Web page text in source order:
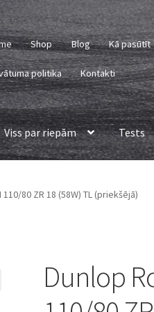
Shop Blog Kā pasūtīt
politika Kontakti
Viss par riepām Tests
80 ZR 18 (58W) TL (priekšējā)
Dunlop